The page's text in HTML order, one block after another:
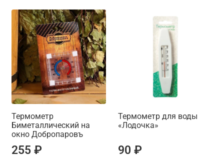
Термометр
Биметаллический на
окно Добропаровъ
255 ₽
Термометр для воды
«Лодочка»
90 ₽